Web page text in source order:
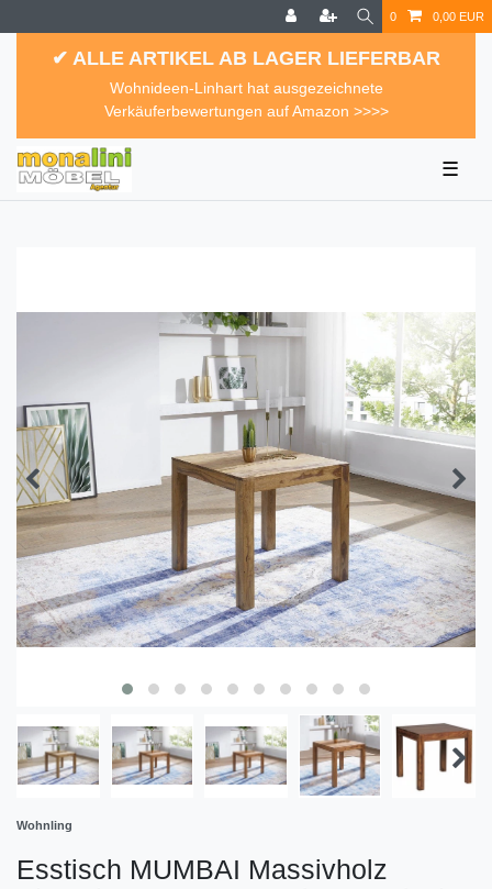
0 0,00 EUR
✔ ALLE ARTIKEL AB LAGER LIEFERBAR
Wohnideen-Linhart hat ausgezeichnete
Verkäuferbewertungen auf Amazon >>>>
☰
Wohnling
Esstisch MUMBAI Massivholz